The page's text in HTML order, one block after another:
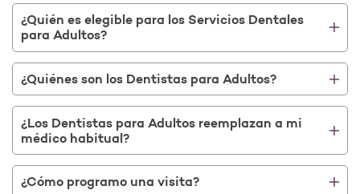
¿Quién es elegible para los Servicios Dentales
para Adultos?
¿Quiénes son los Dentistas para Adultos?
¿Los Dentistas para Adultos reemplazan a mi
médico habitual?
¿Cómo programo una visita?